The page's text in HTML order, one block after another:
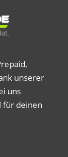
unserer
uns
für deinen